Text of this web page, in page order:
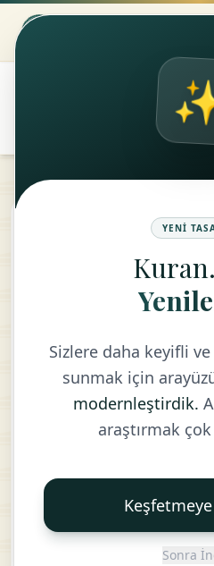
Araf
KELIME
1 كِتَٰبٌ
bir Kitaptır
kitabun
فَلَا
fala
يَكُن
yakun
YENI
Sizlere daha keyifli
sunmak için
modernleştirdik.
araştırmak
Sonra